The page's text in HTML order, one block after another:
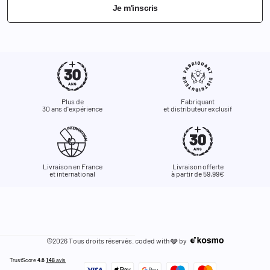
Je m'inscris
Plus de
30 ans d'expérience
Fabriquant
et distributeur exclusif
Livraison en France
et international
Livraison offerte
à partir de 59,99€
©2026 Tous droits réservés. coded with🩶 by